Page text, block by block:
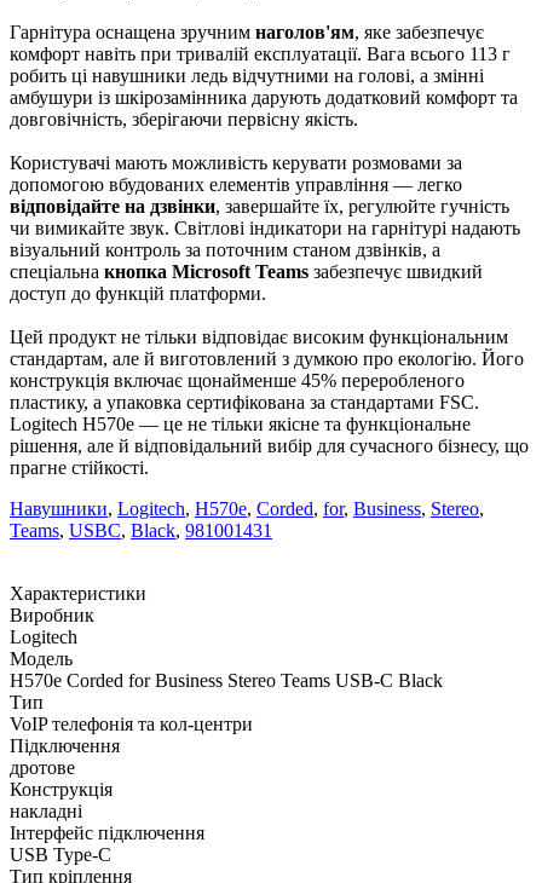
Гарнітура оснащена зручним наголов'ям, яке забезпечує
комфорт навіть при тривалій експлуатації. Вага всього 113 г
робить ці навушники ледь відчутними на голові, а змінні
амбушури із шкірозамінника дарують додатковий комфорт та
довговічність, зберігаючи первісну якість.
Користувачі мають можливість керувати розмовами за
допомогою вбудованих елементів управління — легко
відповідайте на дзвінки, завершайте їх, регулюйте гучність
чи вимикайте звук. Світлові індикатори на гарнітурі надають
візуальний контроль за поточним станом дзвінків, а
спеціальна кнопка Microsoft Teams забезпечує швидкий
доступ до функцій платформи.
Цей продукт не тільки відповідає високим функціональним
стандартам, але й виготовлений з думкою про екологію. Його
конструкція включає щонайменше 45% переробленого
пластику, а упаковка сертифікована за стандартами FSC.
Logitech H570e — це не тільки якісне та функціональне
рішення, але й відповідальний вибір для сучасного бізнесу, що
прагне стійкості.
Навушники, Logitech, H570e, Corded, for, Business, Stereo,
Teams, USBC, Black, 981001431
Характеристики
Виробник
Logitech
Модель
H570e Corded for Business Stereo Teams USB-C Black
Тип
VoIP телефонія та кол-центри
Підключення
дротове
Конструкція
накладні
Інтерфейс підключення
USB Type-C
Тип кріплення